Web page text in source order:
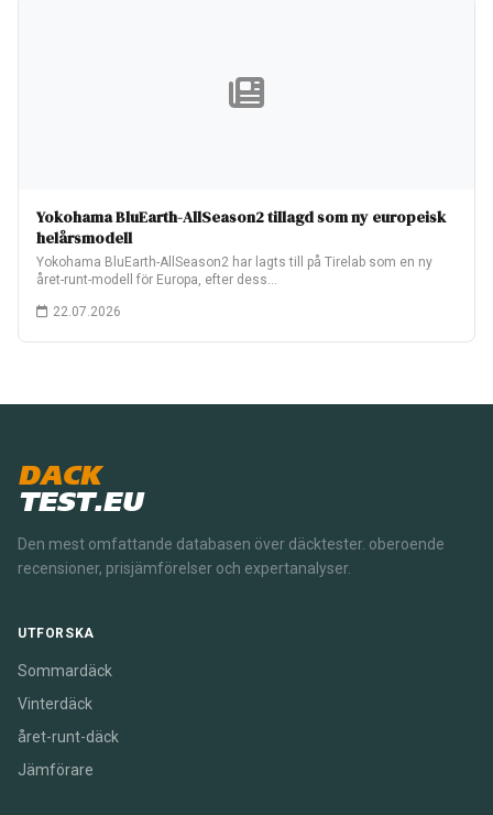
Yokohama BluEarth-AllSeason2 tillagd som ny europeisk
helårsmodell
Yokohama BluEarth-AllSeason2 har lagts till på Tirelab som en ny
året-runt-modell för Europa, efter dess…
22.07.2026
DACK
TEST.EU
Den mest omfattande databasen över däcktester. oberoende
recensioner, prisjämförelser och expertanalyser.
UTFORSKA
Sommardäck
Vinterdäck
året-runt-däck
Jämförare